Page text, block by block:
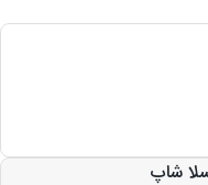
شاپ